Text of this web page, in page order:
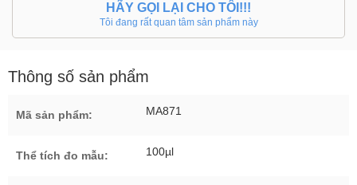
HÃY GỌI LẠI CHO TÔI!!!
Tôi đang rất quan tâm sản phẩm này
Thông số sản phẩm
Mã sản phẩm: MA871
Thể tích đo mẫu: 100µl